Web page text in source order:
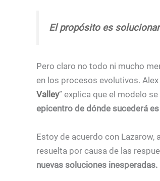
El propósito es
Pero claro no todo ni mucho
en los procesos evolutivos. Alex
Valley” explica que el modelo
epicentro de dónde sucederá
Estoy de acuerdo con
resuelta por causa de las
nuevas soluciones inesperadas.